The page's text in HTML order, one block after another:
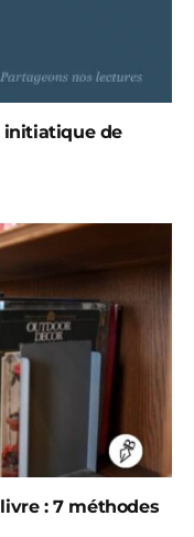
initiatique de
: 7 méthodes